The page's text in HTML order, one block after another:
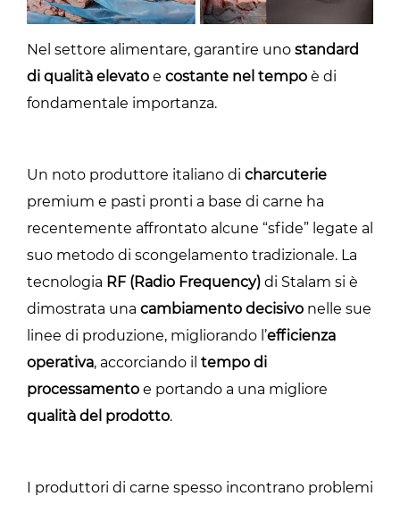
Nel settore alimentare, garantire uno standard
di qualità elevato e costante nel tempo è di
fondamentale importanza.
Un noto produttore italiano di charcuterie
premium e pasti pronti a base di carne ha
recentemente affrontato alcune “sfide” legate al
suo metodo di scongelamento tradizionale. La
tecnologia RF (Radio Frequency) di Stalam si è
dimostrata una cambiamento decisivo nelle sue
linee di produzione, migliorando l’efficienza
operativa, accorciando il tempo di
processamento e portando a una migliore
qualità del prodotto.
I produttori di carne spesso incontrano problemi